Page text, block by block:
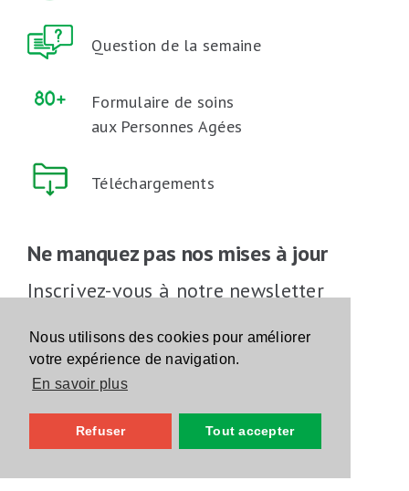
Nous utilisons des cookies pour améliorer
votre expérience de navigation.
En savoir plus
Refuser Tout accepter
Question de la semaine
Formulaire de soins
aux Personnes Agées
Téléchargements
Ne manquez pas nos mises à jour
Inscrivez-vous à notre newsletter
Inscrivez-vous
Suivez-nous sur les réseaux sociaux